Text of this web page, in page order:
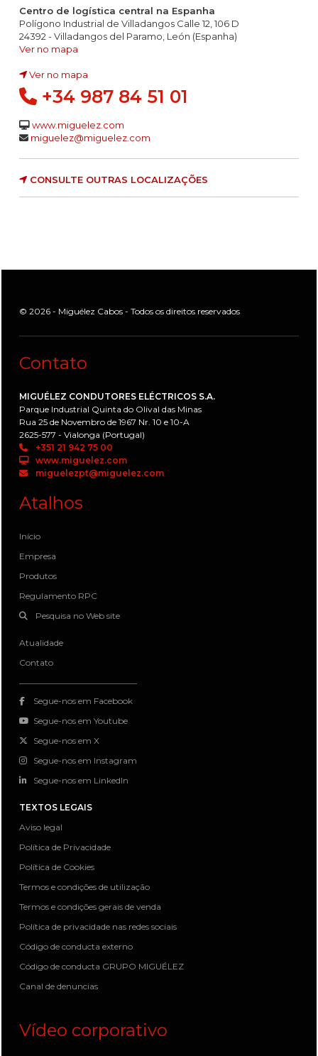
Centro de logística central na Espanha
Polígono Industrial de Villadangos Calle 12, 106 D
24392 - Villadangos del Paramo, León (Espanha)
Ver no mapa
Ver no mapa
+34 987 84 51 01
www.miguelez.com
miguelez@miguelez.com
CONSULTE OUTRAS LOCALIZAÇÕES
© 2026 - Miguélez Cabos - Todos os direitos reservados
Contato
MIGUÉLEZ CONDUTORES ELÉCTRICOS S.A.
Parque Industrial Quinta do Olival das Minas
Rua 25 de Novembro de 1967 Nr. 10 e 10-A
2625-577 - Vialonga (Portugal)
+351 21 942 75 00
www.miguelez.com
miguelezpt@miguelez.com
Atalhos
Início
Empresa
Produtos
Regulamento RPC
Pesquisa no Web site
Atualidade
Contato
Segue-nos em Facebook
Segue-nos em Youtube
Segue-nos em X
Segue-nos em Instagram
Segue-nos em LinkedIn
TEXTOS LEGAIS
Aviso legal
Política de Privacidade
Política de Cookies
Termos e condições de utilização
Termos e condições gerais de venda
Política de privacidade nas redes sociais
Código de conducta externo
Código de conducta GRUPO MIGUÉLEZ
Canal de denuncias
Vídeo corporativo